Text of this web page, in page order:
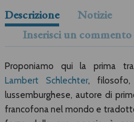
Descrizione
Notizie
Inserisci un commento
Proponiamo qui la prima
Lambert Schlechter,
lussemburghese, autore di
francofona nel mondo e